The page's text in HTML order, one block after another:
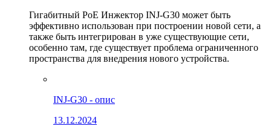
Гигабитный PoE Инжектор INJ-G30 может быть
эффективно использован при построении новой сети, а
также быть интегрирован в уже существующие сети,
особенно там, где существует проблема ограниченного
пространства для внедрения нового устройства.
INJ-G30 - опис
13.12.2024